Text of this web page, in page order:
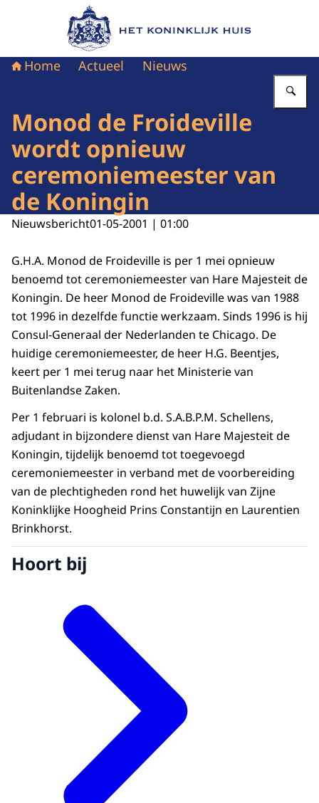
Naar de homepage van Het Koninklijk Huis
Home Actueel Nieuws
Monod de Froideville
wordt opnieuw
ceremoniemeester van
de Koningin
Nieuwsbericht01-05-2001 | 01:00
G.H.A. Monod de Froideville is per 1 mei opnieuw
benoemd tot ceremoniemeester van Hare Majesteit de
Koningin. De heer Monod de Froideville was van 1988
tot 1996 in dezelfde functie werkzaam. Sinds 1996 is hij
Consul-Generaal der Nederlanden te Chicago. De
huidige ceremoniemeester, de heer H.G. Beentjes,
keert per 1 mei terug naar het Ministerie van
Buitenlandse Zaken.
Per 1 februari is kolonel b.d. S.A.B.P.M. Schellens,
adjudant in bijzondere dienst van Hare Majesteit de
Koningin, tijdelijk benoemd tot toegevoegd
ceremoniemeester in verband met de voorbereiding
van de plechtigheden rond het huwelijk van Zijne
Koninklijke Hoogheid Prins Constantijn en Laurentien
Brinkhorst.
Hoort bij